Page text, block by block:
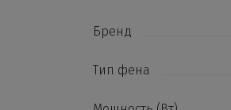
Бренд
Тип фена